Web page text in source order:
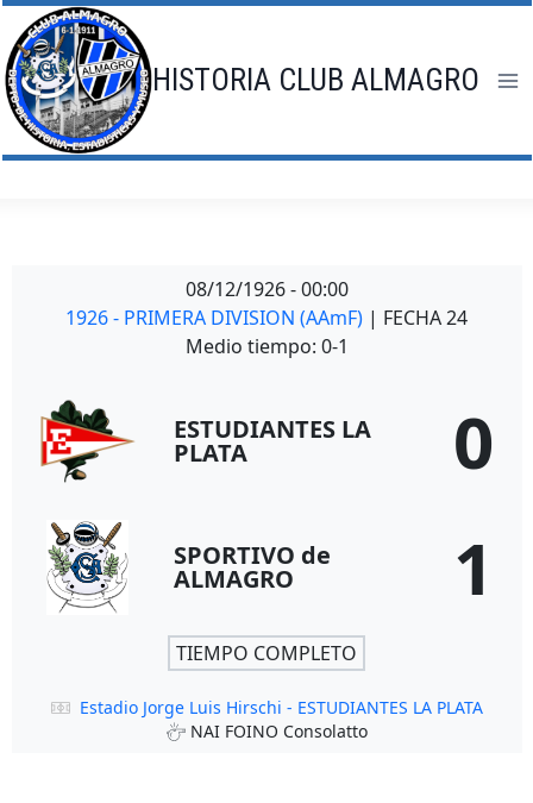
Saltar
al
contenido
HISTORIA CLUB ALMAGRO
08/12/1926 - 00:00
1926 - PRIMERA DIVISION (AAmF) | FECHA 24
Medio tiempo: 0-1
ESTUDIANTES LA
PLATA 0
SPORTIVO de
ALMAGRO 1
TIEMPO COMPLETO
Estadio Jorge Luis Hirschi - ESTUDIANTES LA PLATA
NAI FOINO Consolatto